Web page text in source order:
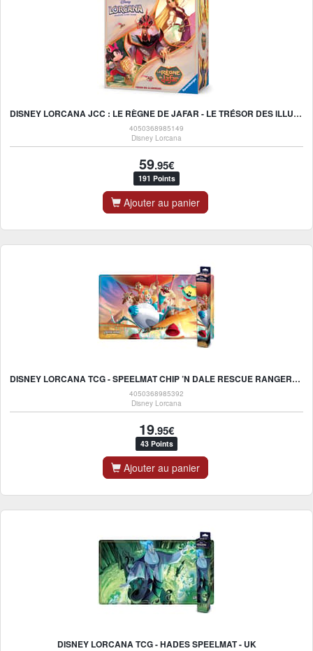
DISNEY LORCANA JCC : LE RÈGNE DE JAFAR - LE TRÉSOR DES ILLUMINEURS - FR
4050368985149
Disney Lorcana
59.95€
191 Points
Ajouter au panier
DISNEY LORCANA TCG - SPEELMAT CHIP ’N DALE RESCUE RANGERS - UK
4050368985392
Disney Lorcana
19.95€
43 Points
Ajouter au panier
DISNEY LORCANA TCG - HADES SPEELMAT - UK